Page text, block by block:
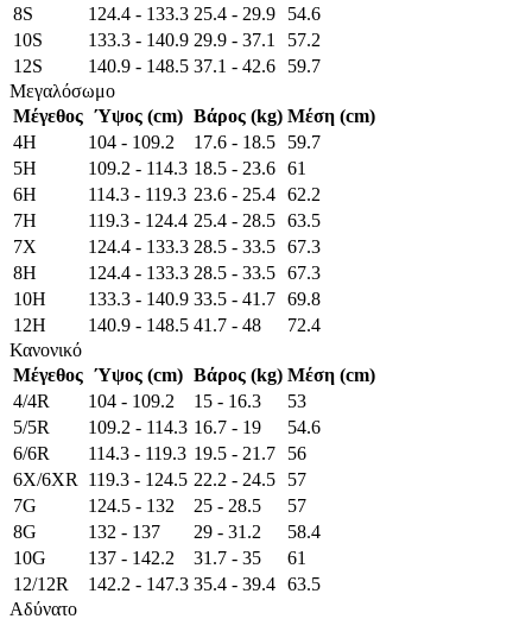
8S
124.4 - 133.3 25.4 - 29.9
54.6
10S
133.3 - 140.9 29.9 - 37.1
57.2
12S
140.9 - 148.5 37.1 - 42.6
59.7
Μεγαλόσωμο
Μέγεθος Ύψος (cm) Βάρος (kg) Μέση (cm)
4H
104 - 109.2 17.6 - 18.5
59.7
5H
109.2 - 114.3 18.5 - 23.6 61
6H
114.3 - 119.3 23.6 - 25.4 62.2
7H
119.3 - 124.4 25.4 - 28.5 63.5
7X
124.4 - 133.3 28.5 - 33.5 67.3
8H
124.4 - 133.3 28.5 - 33.5 67.3
10H
133.3 - 140.9 33.5 - 41.7 69.8
12H
140.9 - 148.5 41.7 - 48
72.4
Κανονικό
Μέγεθος Ύψος (cm) Βάρος (kg) Μέση (cm)
4/4R
104 - 109.2 15 - 16.3
53
5/5R
109.2 - 114.3 16.7 - 19
54.6
6/6R
114.3 - 119.3 19.5 - 21.7
56
6X/6XR
119.3 - 124.5 22.2 - 24.5
57
7G
124.5 - 132 25 - 28.5
57
8G
132 - 137 29 - 31.2
58.4
10G
137 - 142.2 31.7 - 35
61
12/12R
142.2 - 147.3 35.4 - 39.4 63.5
Αδύνατο